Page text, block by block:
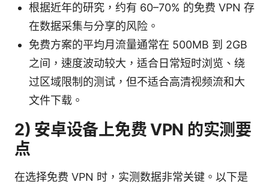
根据近年的研究，约有 60–70% 的免费 VPN 存
在数据采集与分享的风险。
免费方案的平均月流量通常在 500MB 到 2GB
之间，速度波动较大，适合日常短时浏览、绕
过区域限制的测试，但不适合高清视频流和大
文件下载。
2) 安卓设备上免费 VPN 的实测要
点
在选择免费 VPN 时，实测数据非常关键。以下是